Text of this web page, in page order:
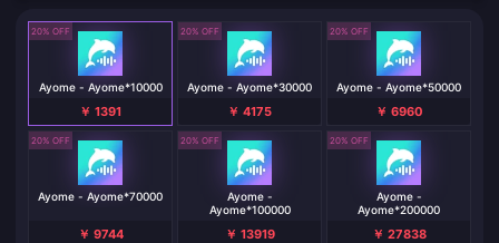
20% OFF
Ayome - Ayome*10000
￥ 1391
20% OFF
Ayome - Ayome*30000
￥ 4175
20% OFF
Ayome - Ayome*50000
￥ 6960
20% OFF
Ayome - Ayome*70000
￥ 9744
20% OFF
Ayome -
Ayome*100000
￥ 13919
20% OFF
Ayome -
Ayome*200000
￥ 27838